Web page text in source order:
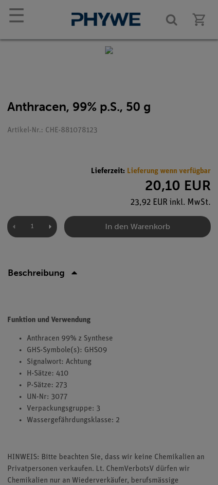
☰
Anthracen, 99% p.S., 50 g
Artikel-Nr.: CHE-881078123
Lieferzeit: Lieferung wenn verfügbar
20,10 EUR
23,92 EUR inkl. MwSt.
In den Warenkorb
Beschreibung
Funktion und Verwendung
Anthracen 99% z Synthese
GHS-Symbole(s): GHS09
Signalwort: Achtung
H-Sätze: 410
P-Sätze: 273
UN-Nr: 3077
Verpackungsgruppe: 3
Wassergefährdungsklasse: 2
HINWEIS: Bitte beachten Sie, dass wir keine Chemikalien an
Privatpersonen verkaufen. Lt. ChemVerbotsV dürfen wir
Chemikalien nur an Wiederverkäufer, berufsmässige